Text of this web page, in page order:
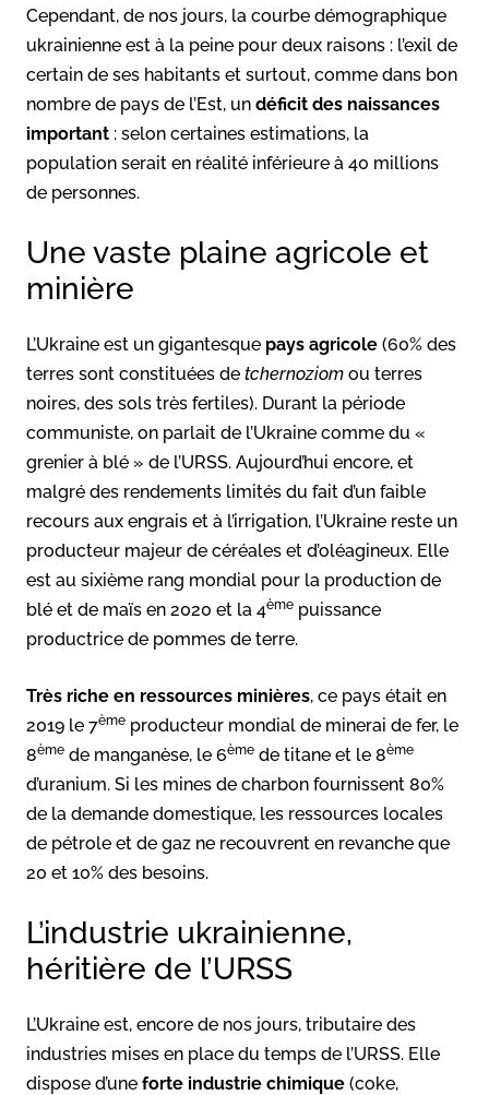
Cependant, de nos jours, la courbe démographique
ukrainienne est à la peine pour deux raisons : l’exil de
certain de ses habitants et surtout, comme dans bon
nombre de pays de l’Est, un déficit des naissances
important : selon certaines estimations, la
population serait en réalité inférieure à 40 millions
de personnes.
Une vaste plaine agricole et
minière
L’Ukraine est un gigantesque pays agricole (60% des
terres sont constituées de tchernoziom ou terres
noires, des sols très fertiles). Durant la période
communiste, on parlait de l’Ukraine comme du «
grenier à blé » de l’URSS. Aujourd’hui encore, et
malgré des rendements limités du fait d’un faible
recours aux engrais et à l’irrigation, l’Ukraine reste un
producteur majeur de céréales et d’oléagineux. Elle
est au sixième rang mondial pour la production de
blé et de maïs en 2020 et la 4ème puissance
productrice de pommes de terre.
Très riche en ressources minières, ce pays était en
2019 le 7ème producteur mondial de minerai de fer, le
8ème de manganèse, le 6ème de titane et le 8ème
d’uranium. Si les mines de charbon fournissent 80%
de la demande domestique, les ressources locales
de pétrole et de gaz ne recouvrent en revanche que
20 et 10% des besoins.
L’industrie ukrainienne,
héritière de l’URSS
L’Ukraine est, encore de nos jours, tributaire des
industries mises en place du temps de l’URSS. Elle
dispose d’une forte industrie chimique (coke,